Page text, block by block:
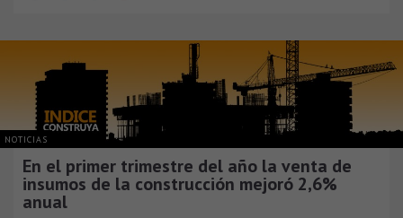
NOTICIAS
En el primer trimestre del año la venta de
insumos de la construcción mejoró 2,6%
anual